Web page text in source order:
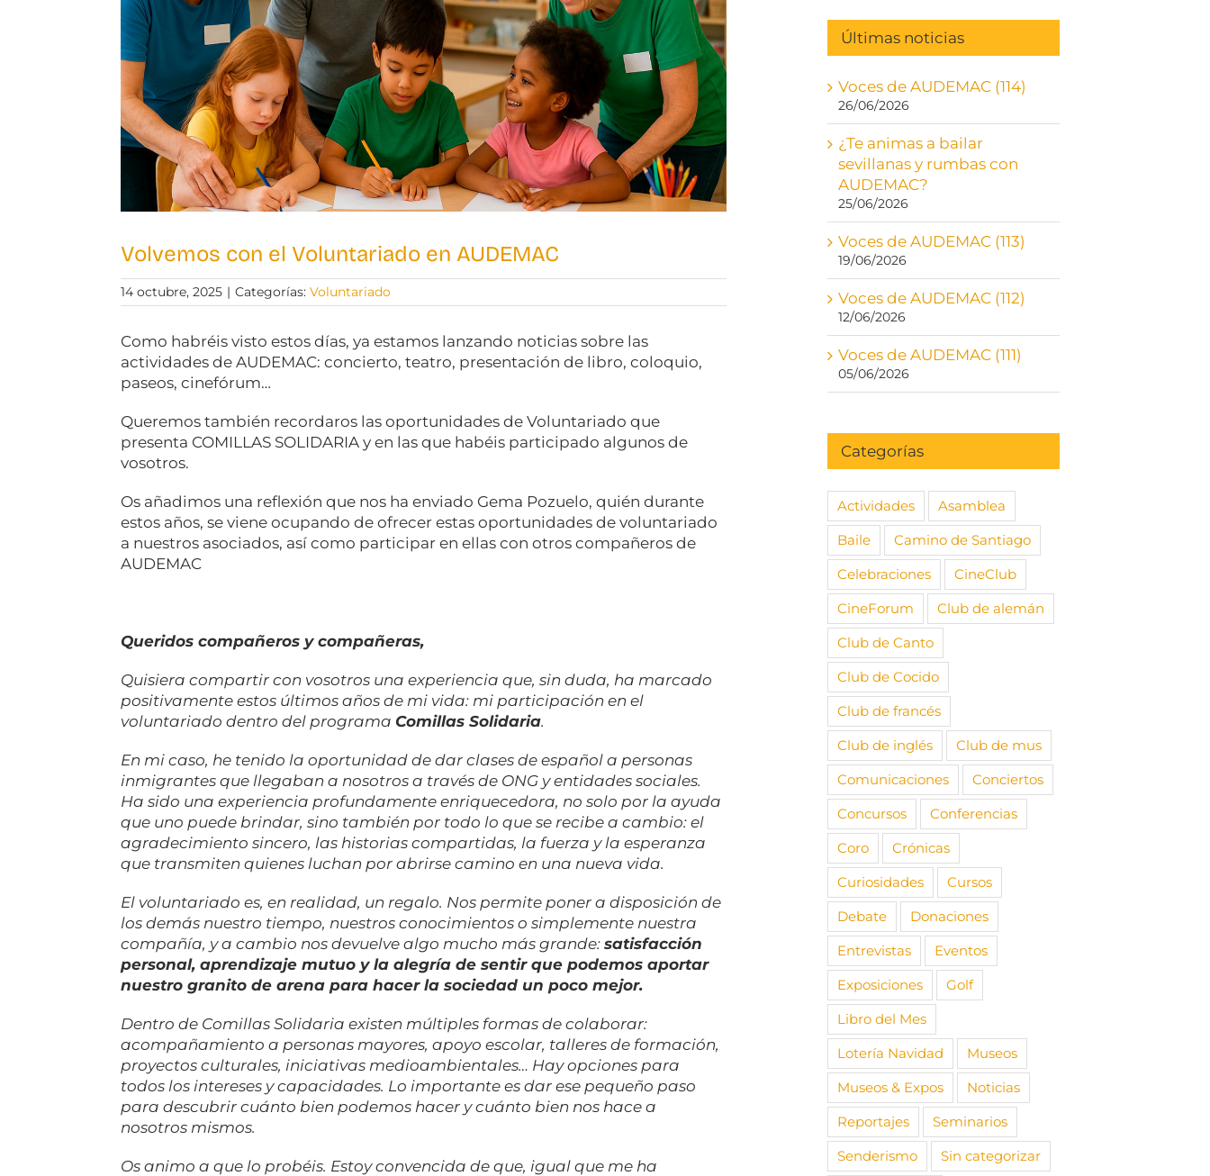
Volvemos con el Voluntariado en AUDEMAC
14 octubre, 2025 | Categorías:Voluntariado
Como habréis visto estos días, ya estamos lanzando noticias sobre las
actividades de AUDEMAC: concierto, teatro, presentación de libro, coloquio,
paseos, cinefórum…
Queremos también recordaros las oportunidades de Voluntariado que
presenta COMILLAS SOLIDARIA y en las que habéis participado algunos de
vosotros.
Os añadimos una reflexión que nos ha enviado Gema Pozuelo, quién durante
estos años, se viene ocupando de ofrecer estas oportunidades de voluntariado
a nuestros asociados, así como participar en ellas con otros compañeros de
AUDEMAC
Queridos compañeros y compañeras,
Quisiera compartir con vosotros una experiencia que, sin duda, ha marcado
positivamente estos últimos años de mi vida: mi participación en el
voluntariado dentro del programa Comillas Solidaria.
En mi caso, he tenido la oportunidad de dar clases de español a personas
inmigrantes que llegaban a nosotros a través de ONG y entidades sociales.
Ha sido una experiencia profundamente enriquecedora, no solo por la ayuda
que uno puede brindar, sino también por todo lo que se recibe a cambio: el
agradecimiento sincero, las historias compartidas, la fuerza y la esperanza
que transmiten quienes luchan por abrirse camino en una nueva vida.
El voluntariado es, en realidad, un regalo. Nos permite poner a disposición de
los demás nuestro tiempo, nuestros conocimientos o simplemente nuestra
compañía, y a cambio nos devuelve algo mucho más grande:satisfacción
personal, aprendizaje mutuo y la alegría de sentir que podemos aportar
nuestro granito de arena para hacer la sociedad un poco mejor.
Dentro de Comillas Solidaria existen múltiples formas de colaborar:
acompañamiento a personas mayores, apoyo escolar, talleres de formación,
proyectos culturales, iniciativas medioambientales… Hay opciones para
todos los intereses y capacidades. Lo importante es dar ese pequeño paso
para descubrir cuánto bien podemos hacer y cuánto bien nos hace a
nosotros mismos.
Os animo a que lo probéis. Estoy convencida de que, igual que me ha
Últimas noticias
Voces de AUDEMAC (114)
26/06/2026
¿Te animas a bailar
sevillanas y rumbas con
AUDEMAC?
25/06/2026
Voces de AUDEMAC (113)
19/06/2026
Voces de AUDEMAC (112)
12/06/2026
Voces de AUDEMAC (111)
05/06/2026
Categorías
Actividades
Asamblea
Baile
Camino de Santiago
Celebraciones
CineClub
CineForum
Club de alemán
Club de Canto
Club de Cocido
Club de francés
Club de inglés
Club de mus
Comunicaciones
Conciertos
Concursos
Conferencias
Coro
Crónicas
Curiosidades
Cursos
Debate
Donaciones
Entrevistas
Eventos
Exposiciones
Golf
Libro del Mes
Lotería Navidad
Museos
Museos & Expos
Noticias
Reportajes
Seminarios
Senderismo
Sin categorizar